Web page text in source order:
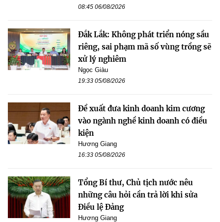
08:45 06/08/2026
Đắk Lắk: Không phát triển nóng sầu
riêng, sai phạm mã số vùng trồng sẽ
xử lý nghiêm
Ngọc Giàu
19:33 05/08/2026
Đề xuất đưa kinh doanh kim cương
vào ngành nghề kinh doanh có điều
kiện
Hương Giang
16:33 05/08/2026
Tổng Bí thư, Chủ tịch nước nêu
những câu hỏi cần trả lời khi sửa
Điều lệ Đảng
Hương Giang